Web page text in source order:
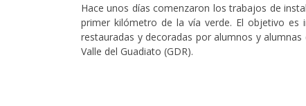
Hace unos días comenzaron los trabajos de
primer kilómetro de la vía verde. El objetivo es
restauradas y decoradas por alumnos y alumnas
Valle del Guadiato (GDR).